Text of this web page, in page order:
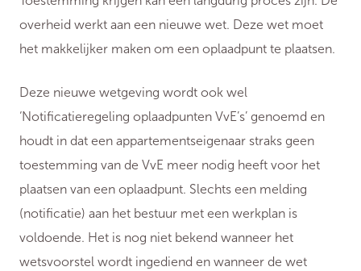
overheid werkt aan een nieuwe wet. Deze wet moet
het makkelijker maken om een oplaadpunt te plaatsen.
Deze nieuwe wetgeving wordt ook wel
‘Notificatieregeling oplaadpunten VvE’s’ genoemd en
houdt in dat een appartementseigenaar straks geen
toestemming van de VvE meer nodig heeft voor het
plaatsen van een oplaadpunt. Slechts een melding
(notificatie) aan het bestuur met een werkplan is
voldoende. Het is nog niet bekend wanneer het
wetsvoorstel wordt ingediend en wanneer de wet